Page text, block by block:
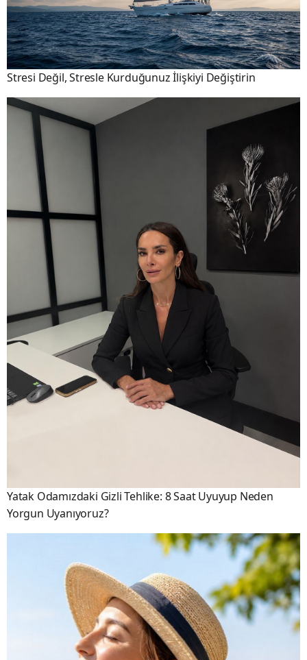
Stresi Değil, Stresle Kurduğunuz İlişkiyi Değiştirin
Yatak Odamızdaki Gizli Tehlike: 8 Saat Uyuyup Neden
Yorgun Uyanıyoruz?